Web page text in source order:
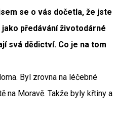
se o vás dočetla, že jste
předávání životodárné
svá dědictví. Co je na tom
Byl zrovna na léčebné
na Moravě. Takže byly křtiny a